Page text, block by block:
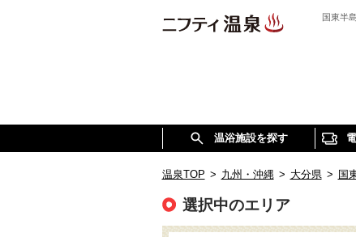
国東半
温浴施設を探す
温泉TOP > 九州・沖縄 > 大分県 > 国
選択中のエリア